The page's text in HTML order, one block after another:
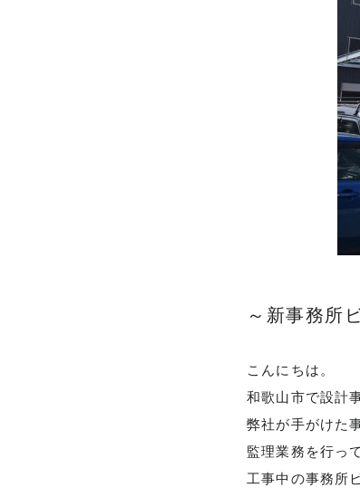
～新事務所
こんにちは。
和歌山市で設計
弊社が手がけた
監理業務を行っ
工事中の事務所
NEWS お